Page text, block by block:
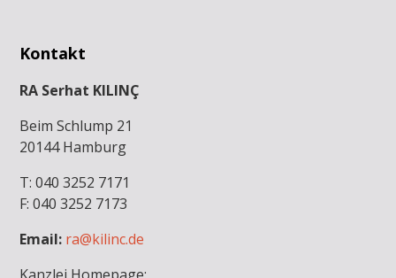
Kontakt
RA Serhat KILINÇ
Beim Schlump 21
20144 Hamburg
T: 040 3252 7171
F: 040 3252 7173
Email: ra@kilinc.de
Kanzlei Homepage: